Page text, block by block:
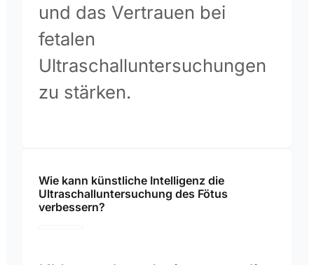
und das Vertrauen bei
fetalen
Ultraschalluntersuchungen
zu stärken.
Wie kann künstliche Intelligenz die
Ultraschalluntersuchung des Fötus
verbessern?